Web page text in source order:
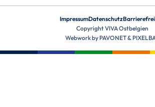
ImpressumDatenschutz
Copyright VIVA Ostbelgien
Webwork by PAVONET&